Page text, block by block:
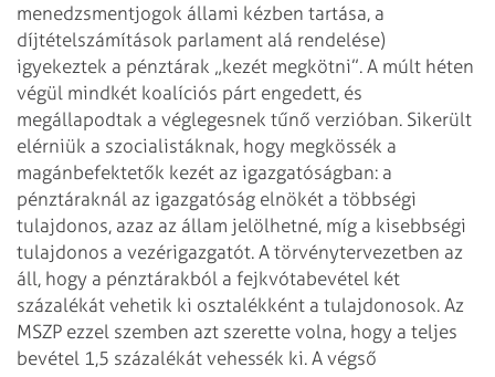
menedzsmentjogok állami kézben tartása, a
díjtételszámítások parlament alá rendelése)
igyekeztek a pénztárak „kezét megkötni”. A múlt héten
végül mindkét koalíciós párt engedett, és
megállapodtak a véglegesnek tűnő verzióban. Sikerült
elérniük a szocialistáknak, hogy megkössék a
magánbefektetők kezét az igazgatóságban: a
pénztáraknál az igazgatóság elnökét a többségi
tulajdonos, azaz az állam jelölhetné, míg a kisebbségi
tulajdonos a vezérigazgatót. A törvénytervezetben az
áll, hogy a pénztárakból a fejkvótabevétel két
százalékát vehetik ki osztalékként a tulajdonosok. Az
MSZP ezzel szemben azt szerette volna, hogy a teljes
bevétel 1,5 százalékát vehessék ki. A végső